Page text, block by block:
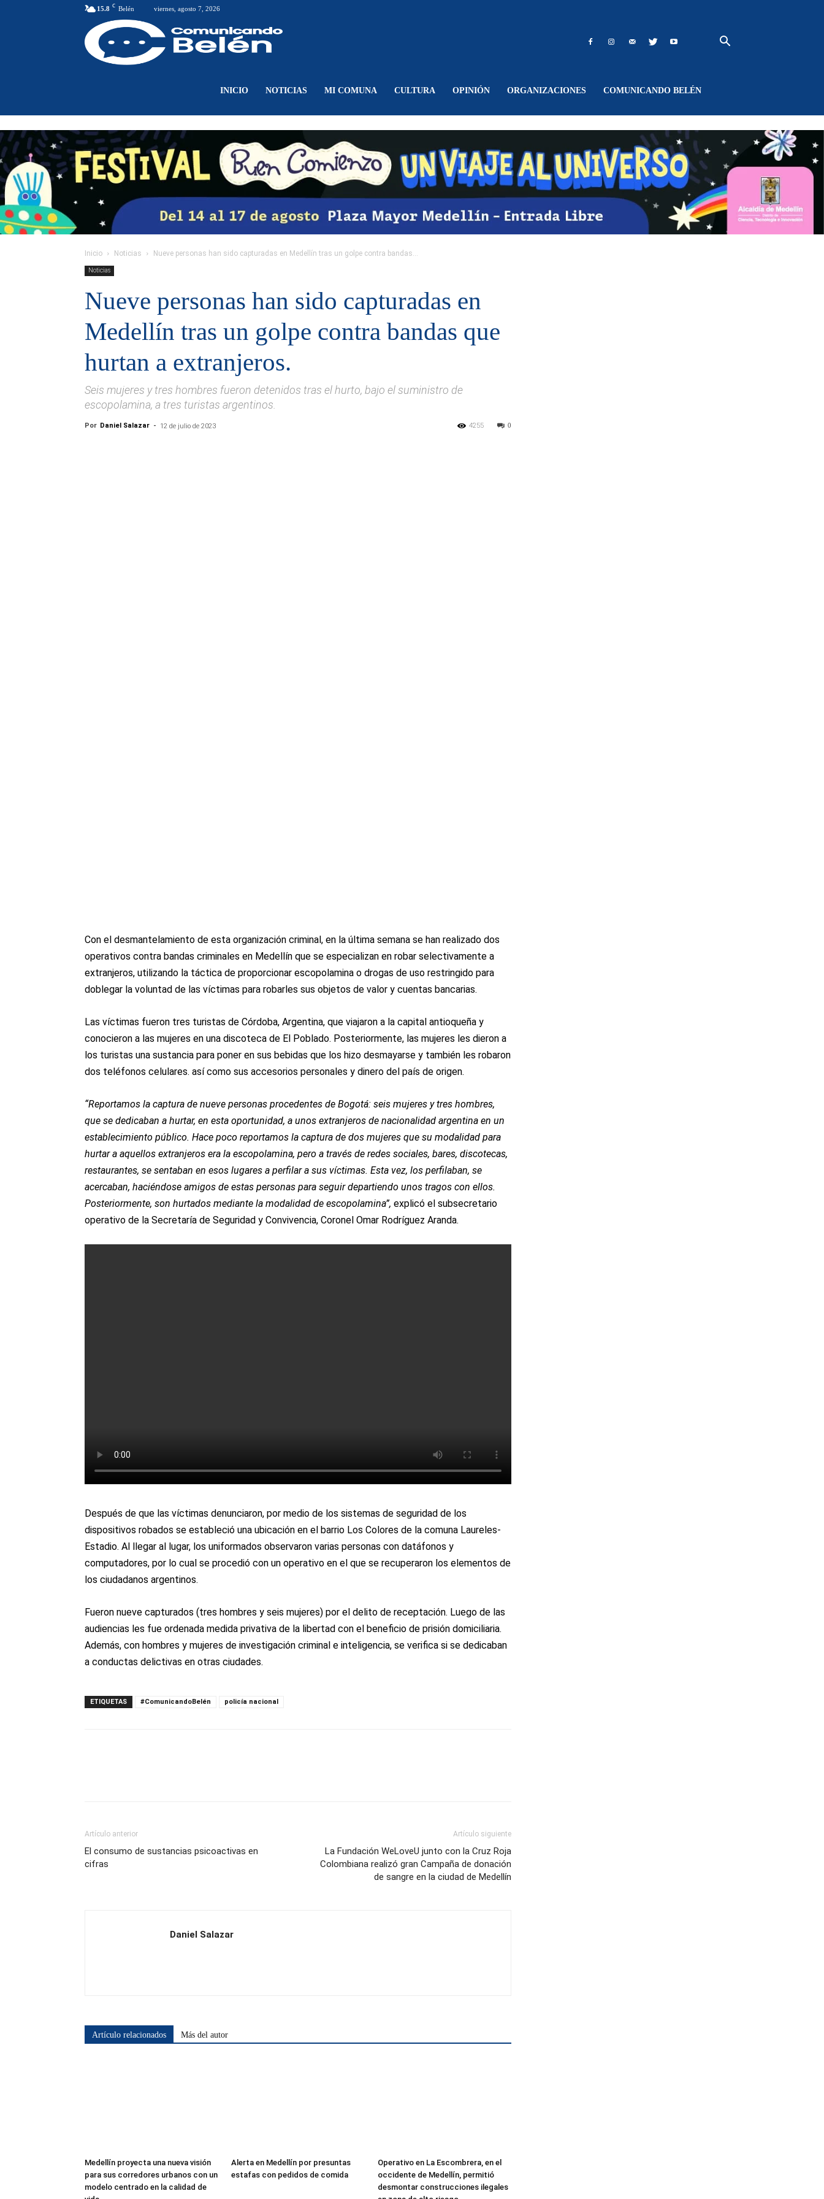
15.8 C Belén viernes, agosto 7, 2026
Belén
INICIO NOTICIAS MI COMUNA CULTURA OPINIÓN ORGANIZACIONES COMUNICANDO BELÉN
Inicio Noticias Nueve personas han sido capturadas en Medellín tras un golpe contra bandas...
Noticias
Nueve personas han sido capturadas en
Medellín tras un golpe contra bandas que
hurtan a extranjeros.
Seis mujeres y tres hombres fueron detenidos tras el hurto, bajo el suministro de
escopolamina, a tres turistas argentinos.
Por Daniel Salazar - 12 de julio de 2023 0
4255
Con el desmantelamiento de esta organización criminal, en la última semana se han realizado dos
operativos contra bandas criminales en Medellín que se especializan en robar selectivamente a
extranjeros, utilizando la táctica de proporcionar escopolamina o drogas de uso restringido para
doblegar la voluntad de las víctimas para robarles sus objetos de valor y cuentas bancarias.
Las víctimas fueron tres turistas de Córdoba, Argentina, que viajaron a la capital antioqueña y
conocieron a las mujeres en una discoteca de El Poblado. Posteriormente, las mujeres les dieron a
los turistas una sustancia para poner en sus bebidas que los hizo desmayarse y también les robaron
dos teléfonos celulares. así como sus accesorios personales y dinero del país de origen.
“Reportamos la captura de nueve personas procedentes de Bogotá: seis mujeres y tres hombres,
que se dedicaban a hurtar, en esta oportunidad, a unos extranjeros de nacionalidad argentina en un
establecimiento público. Hace poco reportamos la captura de dos mujeres que su modalidad para
hurtar a aquellos extranjeros era la escopolamina, pero a través de redes sociales, bares, discotecas,
restaurantes, se sentaban en esos lugares a perfilar a sus víctimas. Esta vez, los perfilaban, se
acercaban, haciéndose amigos de estas personas para seguir departiendo unos tragos con ellos.
Posteriormente, son hurtados mediante la modalidad de escopolamina”, explicó el subsecretario
operativo de la Secretaría de Seguridad y Convivencia, Coronel Omar Rodríguez Aranda.
Después de que las víctimas denunciaron, por medio de los sistemas de seguridad de los
dispositivos robados se estableció una ubicación en el barrio Los Colores de la comuna Laureles-
Estadio. Al llegar al lugar, los uniformados observaron varias personas con datáfonos y
computadores, por lo cual se procedió con un operativo en el que se recuperaron los elementos de
los ciudadanos argentinos.
Fueron nueve capturados (tres hombres y seis mujeres) por el delito de receptación. Luego de las
audiencias les fue ordenada medida privativa de la libertad con el beneficio de prisión domiciliaria.
Además, con hombres y mujeres de investigación criminal e inteligencia, se verifica si se dedicaban
a conductas delictivas en otras ciudades.
ETIQUETAS #ComunicandoBelén policía nacional
Artículo anterior
El consumo de sustancias psicoactivas en
cifras
Artículo siguiente
La Fundación WeLoveU junto con la Cruz Roja
Colombiana realizó gran Campaña de donación
de sangre en la ciudad de Medellín
Daniel Salazar
Artículo relacionados Más del autor
Medellín proyecta una nueva visión
para sus corredores urbanos con un
modelo centrado en la calidad de
Alerta en Medellín por presuntas
estafas con pedidos de comida
Operativo en La Escombrera, en el
occidente de Medellín, permitió
desmontar construcciones ilegales